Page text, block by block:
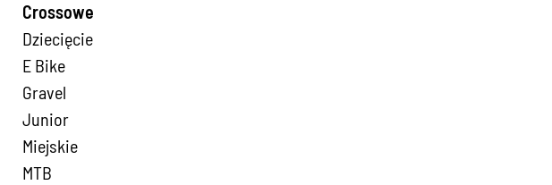
Crossowe
Dziecięcie
E Bike
Gravel
Junior
Miejskie
MTB